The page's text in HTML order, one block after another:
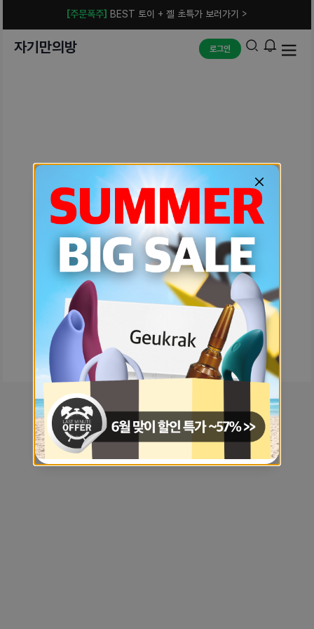
[주문폭주] BEST 토이 + 젤 초특가 보러가기 >
자기만의방 로그인
예상치 못한 에러입니다.